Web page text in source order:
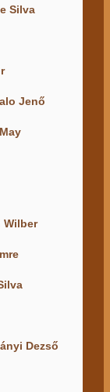
Silva
Jenő
Wilber
Dezső